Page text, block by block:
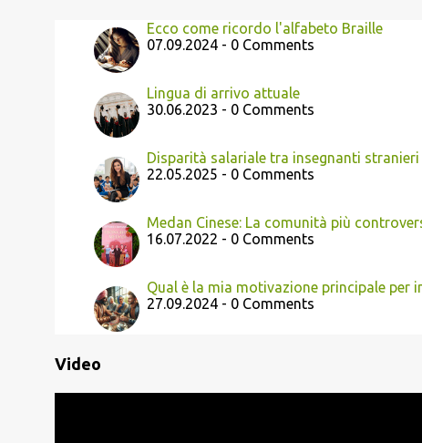
Ecco come ricordo l'alfabeto Braille
07.09.2024 - 0 Comments
Lingua di arrivo attuale
30.06.2023 - 0 Comments
Disparità salariale tra insegnanti
22.05.2025 - 0 Comments
Medan Cinese: La comunità più
16.07.2022 - 0 Comments
Qual è la mia motivazione principale per
27.09.2024 - 0 Comments
Video